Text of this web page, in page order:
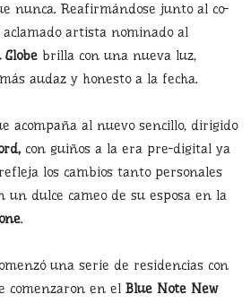
nunca. Reafirmándose junto al co-
aclamado artista nominado al
Globe brilla con una nueva luz,
audaz y honesto a la fecha.
acompaña al nuevo sencillo, dirigido
con guiños a la era pre-digital ya
refleja los cambios tanto personales
un dulce cameo de su esposa en la
.
una serie de residencias con
comenzaron en el Blue Note New